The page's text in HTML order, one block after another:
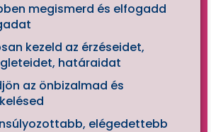
megismerd és elfogadd
kezeld az érzéseidet,
határaidat
az önbizalmad és
elégedettebb